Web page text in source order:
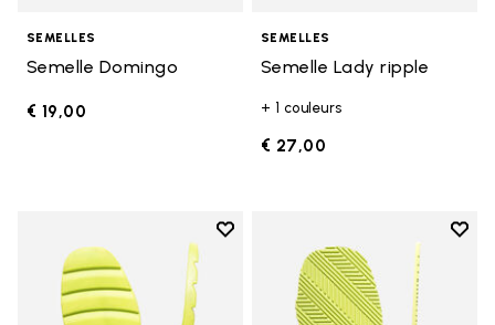
SEMELLES
Semelle Domingo
€ 19,00
SEMELLES
Semelle Lady ripple
+ 1 couleurs
€ 27,00
Add to wishlist
Add to wishlist Semelle Lady
Add